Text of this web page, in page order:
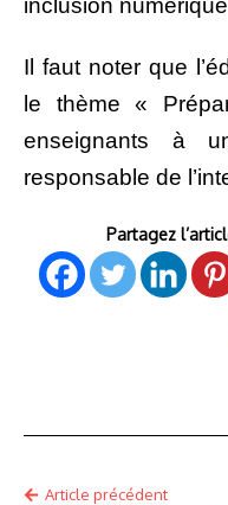
inclusion
Il faut noter que
le thème «
enseignants à
responsable de
Partagez
Article précédent